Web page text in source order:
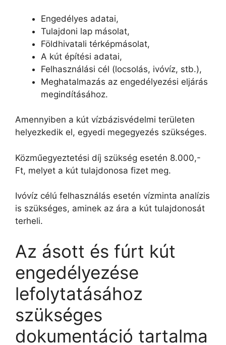
Engedélyes adatai,
Tulajdoni lap másolat,
Földhivatali térképmásolat,
A kút építési adatai,
Felhasználási cél (locsolás, ivóvíz, stb.),
Meghatalmazás az engedélyezési eljárás
megindításához.
Amennyiben a kút vízbázisvédelmi területen
helyezkedik el, egyedi megegyezés szükséges.
Közműegyeztetési díj szükség esetén 8.000,-
Ft, melyet a kút tulajdonosa fizet meg.
Ivóvíz célú felhasználás esetén vízminta analízis
is szükséges, aminek az ára a kút tulajdonosát
terheli.
Az ásott és fúrt kút
engedélyezése
lefolytatásához
szükséges
dokumentáció tartalma